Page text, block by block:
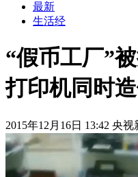
最新
生活经
“假币工厂”
打印机同时
2015年12月16日 13:42 央视